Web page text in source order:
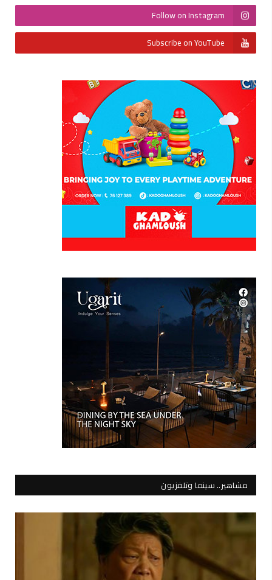
Follow on Instagram
Subscribe on YouTube
مشاهير.. سينما وتلفزيون